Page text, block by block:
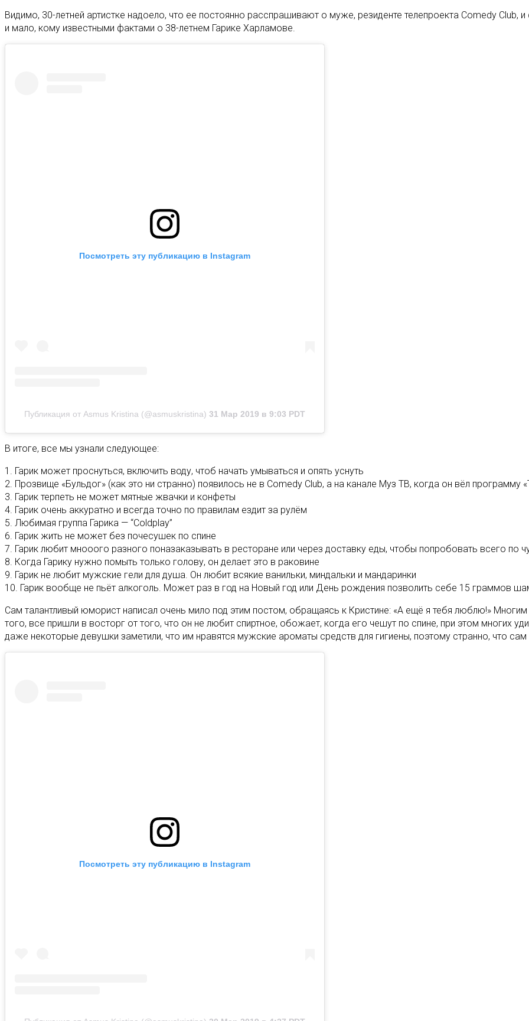
Видимо, 30-летней артистке надоело, что ее постоянно расспрашивают о муже, резиденте телепроекта Comedy Club,
и мало, кому известными фактами о 38-летнем Гарике Харламове.
Посмотреть эту публикацию в Instagram
Публикация от Asmus Kristina (@asmuskristina) 31 Мар 2019 в 9:03 PDT
В итоге, все мы узнали следующее:
1. Гарик может проснуться, включить воду, чтоб начать умываться и опять уснуть
2. Прозвище «Бульдог» (как это ни странно) появилось не в Comedy Club, а на канале Муз ТВ, когда он вёл программу
3. Гарик терпеть не может мятные жвачки и конфеты
4. Гарик очень аккуратно и всегда точно по правилам ездит за рулём
5. Любимая группа Гарика — “Coldplay”
6. Гарик жить не может без почесушек по спине
7. Гарик любит мнооого разного поназаказывать в ресторане или через доставку еды, чтобы попробовать всего по
8. Когда Гарику нужно помыть только голову, он делает это в раковине
9. Гарик не любит мужские гели для душа. Он любит всякие ванильки, миндальки и мандаринки
10. Гарик вообще не пьёт алкоголь. Может раз в год на Новый год или День рождения позволить себе 15 граммов
Сам талантливый юморист написал очень мило под этим постом, обращаясь к Кристине: «А ещё я тебя люблю!»
того, все пришли в восторг от того, что он не любит спиртное, обожает, когда его чешут по спине, при этом многих
даже некоторые девушки заметили, что им нравятся мужские ароматы средств для гигиены, поэтому странно, что сам
Посмотреть эту публикацию в Instagram